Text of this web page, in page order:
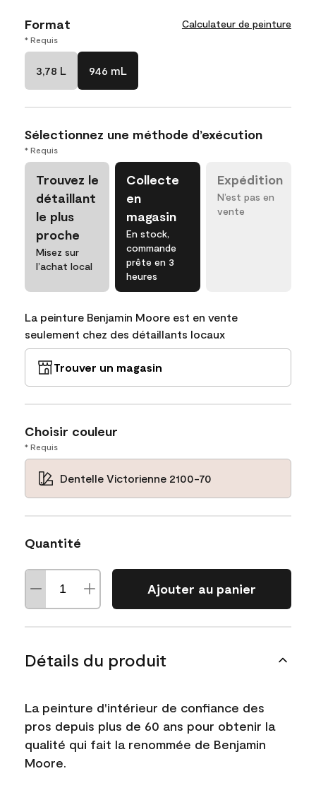
Format Calculateur de peinture
* Requis
3,78 L 946 mL
Sélectionnez une méthode d’exécution
* Requis
Trouvez le
détaillant
le plus
proche
Misez sur
l’achat local
Collecte
en
magasin
En stock,
commande
prête en 3
heures
Expédition
N’est pas en
vente
La peinture Benjamin Moore est en vente
seulement chez des détaillants locaux
Trouver un magasin
Choisir couleur
* Requis
Dentelle Victorienne 2100-70
Quantité
Ajouter au panier
Détails du produit
La peinture d'intérieur de confiance des
pros depuis plus de 60 ans pour obtenir la
qualité qui fait la renommée de Benjamin
Moore.